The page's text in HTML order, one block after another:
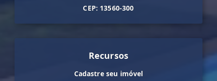
CEP: 13560-300
Recursos
Cadastre seu imóvel